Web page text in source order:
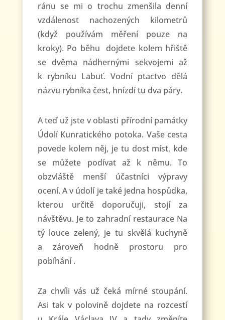
ránu se mi o trochu zmenšila denní
vzdálenost nachozených kilometrů
(když používám měření pouze na
kroky). Po běhu dojdete kolem hřiště
se dvěma nádhernými sekvojemi až
k rybníku Labuť. Vodní ptactvo dělá
názvu rybníka čest, hnízdí tu dva páry.
A teď už jste v oblasti přírodní památky
Údolí Kunratického potoka. Vaše cesta
povede kolem něj, je tu dost míst, kde
se můžete podívat až k němu. To
obzvláště menší účastníci výpravy
ocení. A v údolí je také jedna hospůdka,
kterou určitě doporučuji, stojí za
návštěvu. Je to zahradní restaurace Na
tý louce zelený, je tu skvělá kuchyně
a zároveň hodně prostoru pro
pobíhání .
Za chvíli vás už čeká mírné stoupání.
Asi tak v polovině dojdete na rozcestí